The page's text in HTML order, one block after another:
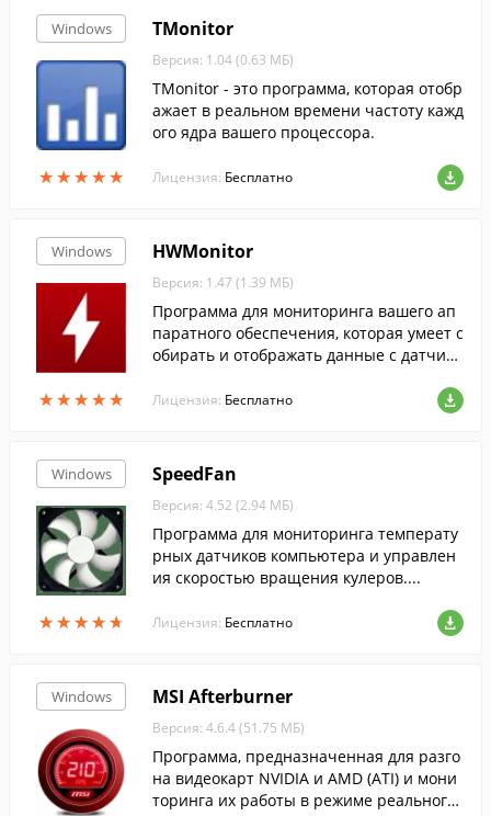
Windows
★★★★★
★★★★★
TMonitor
Версия: 1.04 (0.63 МБ)
TMonitor - это программа, которая отобр
ажает в реальном времени частоту кажд
ого ядра вашего процессора.
Лицензия: Бесплатно
Windows
★★★★★
★★★★★
HWMonitor
Версия: 1.47 (1.39 МБ)
Программа для мониторинга вашего ап
паратного обеспечения, которая умеет с
обирать и отображать данные с датчико
вентиляторов.
Лицензия: Бесплатно
Windows
★★★★★
★★★★★
SpeedFan
Версия: 4.52 (2.94 МБ)
Программа для мониторинга температу
рных датчиков компьютера и управлен
ия скоростью вращения кулеров....
Лицензия: Бесплатно
Windows MSI Afterburner
Версия: 4.6.4 (51.75 МБ)
Программа, предназначенная для разго
на видеокарт NVIDIA и AMD (ATI) и мони
торинга их работы в режиме реального